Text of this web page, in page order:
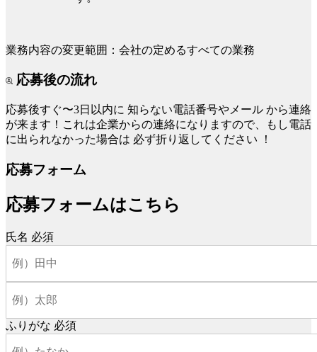
業務内容の変更範囲：会社の定めるすべての業務
応募後の流れ
応募後すぐ〜3日以内に 知らない電話番号やメール から連絡
が来ます！これは企業からの連絡になりますので、もし電話
に出られなかった場合は 必ず折り返してください ！
応募フォーム
応募フォームはこちら
氏名 必須
ふりがな 必須